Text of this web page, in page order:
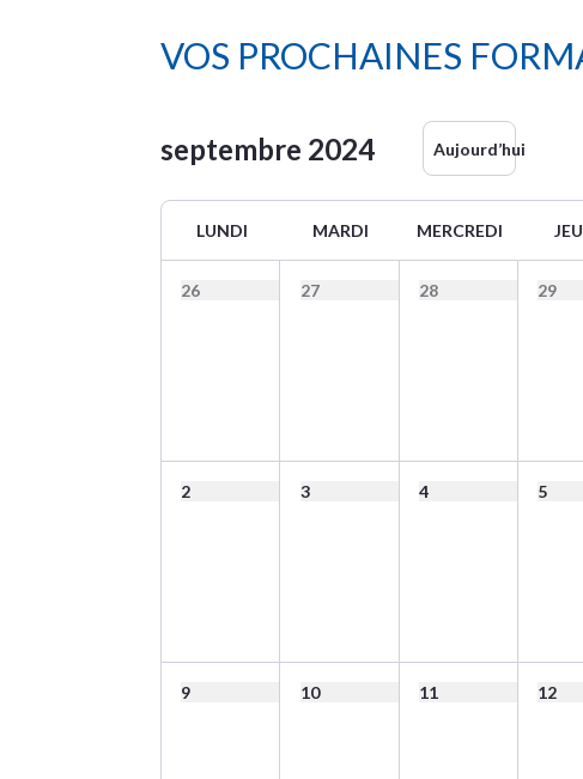
VOS PROCHAINES
septembre 2024 Aujourd’hui
LUNDI MARDI MERCREDI
26 27 28 29
2 3 4 5
9 10 11 12